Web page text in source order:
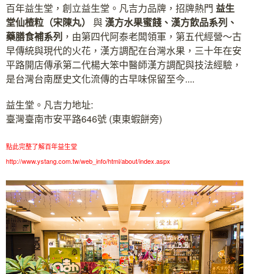
百年益生堂，創立益生堂。凡吉力品牌，招牌熱門 益生
堂仙楂粒（宋陳丸） 與漢方水果蜜餞、漢方飲品系列、
藥膳食補系列 ，由第四代阿泰老闆領軍，第五代經營～古
早傳統與現代的火花，漢方調配在台灣水果，三十年在安
平路開店傳承第二代楊大笨中醫師漢方調配與技法經驗，
是台灣台南歷史文化流傳的古早味保留至今....
益生堂。凡吉力地址:
臺灣臺南市安平路646號 (東東蝦餅旁)
點此完整了解百年益生堂
http://www.ystang.com.tw/web_info/html/about/index.aspx